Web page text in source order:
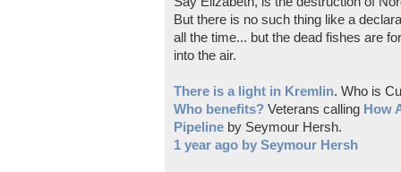
But there is no such thing like a
all the time... but the dead fishes are
into the air.
There is a light in Kremlin. Who is
Who benefits? Veterans calling How
Pipeline by Seymour Hersh.
1 year ago by Seymour Hersh